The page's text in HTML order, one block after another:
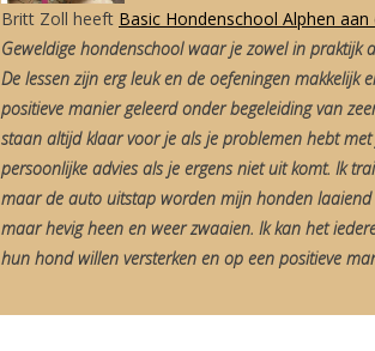
Britt Zoll heeft Basic Hondenschool Alphen aan
Geweldige hondenschool waar je zowel in praktijk
De lessen zijn erg leuk en de oefeningen makkelijk
positieve manier geleerd onder begeleiding van
staan altijd klaar voor je als je problemen hebt
persoonlijke advies als je ergens niet uit komt. Ik
maar de auto uitstap worden mijn honden
maar hevig heen en weer zwaaien. Ik kan het
hun hond willen versterken en op een positieve